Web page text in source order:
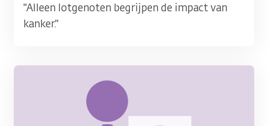
"Alleen lotgenoten begrijpen de impact van
kanker."
Afbeelding